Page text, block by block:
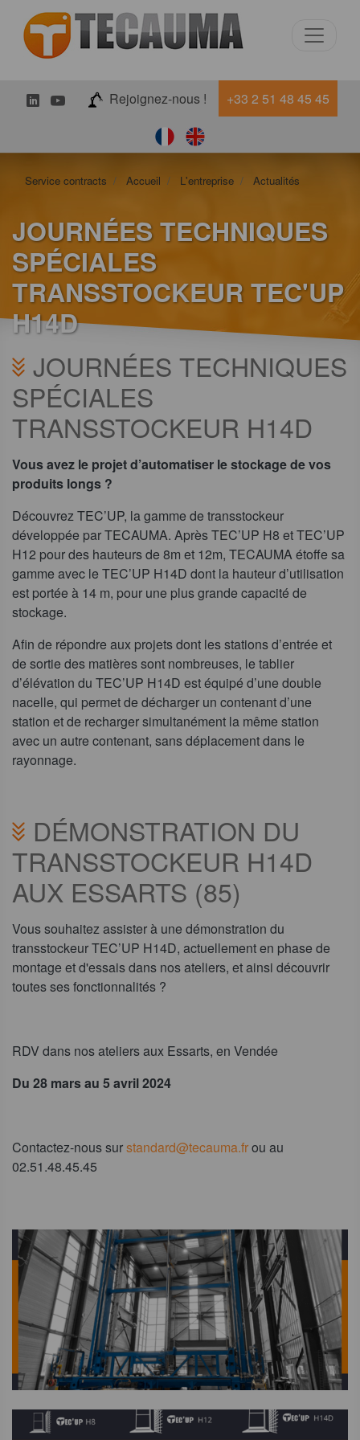
LinkedInYoutubeRejoignez-nous ! +33 2 51 48 45 45
Service contracts Accueil L'entreprise Actualités
JOURNÉES TECHNIQUES
SPÉCIALES
TRANSSTOCKEUR TEC'UP
H14D
JOURNÉES TECHNIQUES
SPÉCIALES
TRANSSTOCKEUR H14D
Vous avez le projet d’automatiser le stockage de vos
produits longs ?
Découvrez TEC’UP, la gamme de transstockeur
développée par TECAUMA. Après TEC’UP H8 et TEC’UP
H12 pour des hauteurs de 8m et 12m, TECAUMA étoffe sa
gamme avec le TEC’UP H14D dont la hauteur d’utilisation
est portée à 14 m, pour une plus grande capacité de
stockage.
Afin de répondre aux projets dont les stations d’entrée et
de sortie des matières sont nombreuses, le tablier
d’élévation du TEC’UP H14D est équipé d’une double
nacelle, qui permet de décharger un contenant d’une
station et de recharger simultanément la même station
avec un autre contenant, sans déplacement dans le
rayonnage.
DÉMONSTRATION DU
TRANSSTOCKEUR H14D
AUX ESSARTS (85)
Vous souhaitez assister à une démonstration du
transstockeur TEC’UP H14D, actuellement en phase de
montage et d'essais dans nos ateliers, et ainsi découvrir
toutes ses fonctionnalités ?
RDV dans nos ateliers aux Essarts, en Vendée
Du 28 mars au 5 avril 2024
Contactez-nous surstandard@tecauma.frou au
02.51.48.45.45